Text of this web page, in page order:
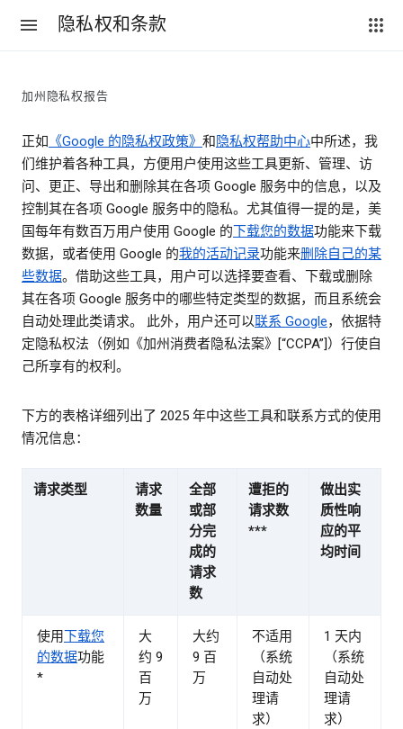
隐私权和条款
加州隐私权报告
正如 《Google 的隐私权政策》 和隐私权帮助中心中所述，我
们维护着各种工具，方便用户使用这些工具更新、管理、访
问、更正、导出和删除其在各项 Google 服务中的信息，以及
控制其在各项 Google 服务中的隐私。尤其值得一提的是，美
国每年有数百万用户使用 Google 的下载您的数据功能来下载
数据，或者使用 Google 的我的活动记录功能来删除自己的某
些数据。借助这些工具，用户可以选择要查看、下载或删除
其在各项 Google 服务中的哪些特定类型的数据，而且系统会
自动处理此类请求。 此外，用户还可以联系 Google，依据特
定隐私权法（例如《加州消费者隐私法案》[“CCPA”]）行使自
己所享有的权利。
下方的表格详细列出了 2025 年中这些工具和联系方式的使用
情况信息：
请求类型
请求
数量
全部
或部
分完
成的
请求
数
遭拒的
请求数
***
做出实
质性响
应的平
均时间
使用下载您
的数据功能
*
大
约 9
百
万
大约
9 百
万
不适用
（系统
自动处
理请
求）
1 天内
（系统
自动处
理请
求）